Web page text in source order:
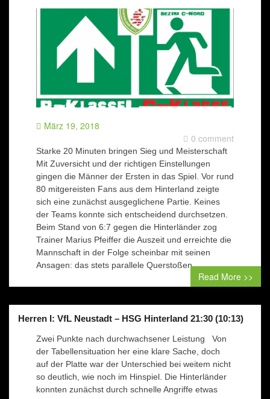
März 19, 2018
0 comment
Starke 20 Minuten bringen Sieg und Meisterschaft
Mit Zuversicht und der richtigen Einstellungen
gingen die Männer der Ersten in das Spiel. Vor rund
80 mitgereisten Fans aus dem Hinterland zeigte
sich eine zunächst ausgeglichene Partie. Keines
der Teams konnte sich entscheidend durchsetzen.
Beim Stand von 6:7 gegen die Hinterländer zog
Trainer Marius Pfeiffer die Auszeit und erreichte die
Mannschaft in der Folge scheinbar mit seinen
Ansagen: das stets parallele Querstoßen…
Read More >>
Herren I: VfL Neustadt – HSG Hinterland 21:30 (10:13)
Zwei Punkte nach durchwachsener Leistung Von
der Tabellensituation her eine klare Sache, doch
auf der Platte war der Unterschied bei weitem nicht
so deutlich, wie noch im Hinspiel. Die Hinterländer
konnten zunächst durch schnelle Angriffe etwas